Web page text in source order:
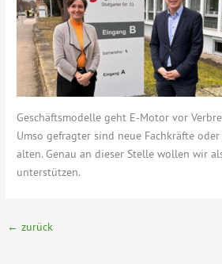
Geschäftsmodelle geht E-Motor vor
Umso gefragter sind neue Fachkräfte
alten. Genau an dieser Stelle wollen wir
unterstützen.
← zurück